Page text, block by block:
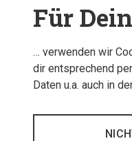
Für
… verwenden wir
dir entsprechend
Daten u.a. auch in